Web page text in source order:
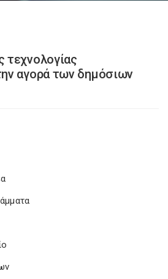
τεχνολογίας
αγορά των δημόσιων